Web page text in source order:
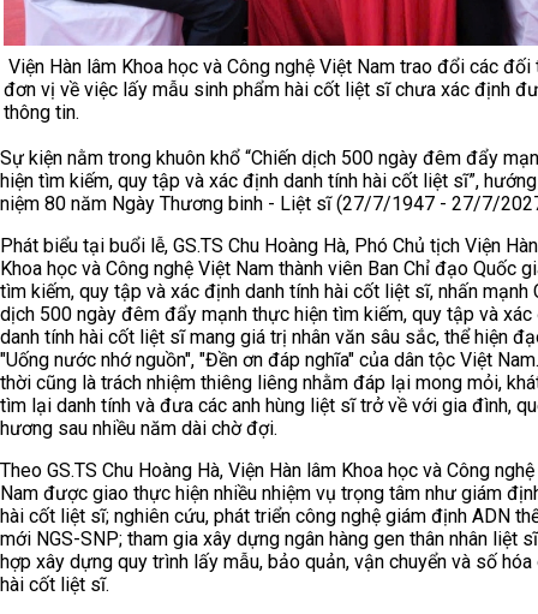
Viện Hàn lâm Khoa học và Công nghệ Việt Nam trao đổi các đối
đơn vị về việc lấy mẫu sinh phẩm hài cốt liệt sĩ chưa xác định
thông tin.
Sự kiện nằm trong khuôn khổ “Chiến dịch 500 ngày đêm đẩy
hiện tìm kiếm, quy tập và xác định danh tính hài cốt liệt sĩ”,
niệm 80 năm Ngày Thương binh - Liệt sĩ (27/7/1947 - 27/7/
Phát biểu tại buổi lễ, GS.TS Chu Hoàng Hà, Phó Chủ tịch Viện
Khoa học và Công nghệ Việt Nam thành viên Ban Chỉ đạo Quốc
tìm kiếm, quy tập và xác định danh tính hài cốt liệt sĩ, nhấn mạnh
dịch 500 ngày đêm đẩy mạnh thực hiện tìm kiếm, quy tập và xác
danh tính hài cốt liệt sĩ mang giá trị nhân văn sâu sắc, thể hiện
"Uống nước nhớ nguồn", "Đền ơn đáp nghĩa" của dân tộc Việt
thời cũng là trách nhiệm thiêng liêng nhằm đáp lại mong mỏi,
tìm lại danh tính và đưa các anh hùng liệt sĩ trở về với gia đình,
hương sau nhiều năm dài chờ đợi.
Theo GS.TS Chu Hoàng Hà, Viện Hàn lâm Khoa học và Công
Nam được giao thực hiện nhiều nhiệm vụ trọng tâm như giám
hài cốt liệt sĩ; nghiên cứu, phát triển công nghệ giám định ADN
mới NGS-SNP; tham gia xây dựng ngân hàng gen thân nhân liệt
hợp xây dựng quy trình lấy mẫu, bảo quản, vận chuyển và số
hài cốt liệt sĩ.